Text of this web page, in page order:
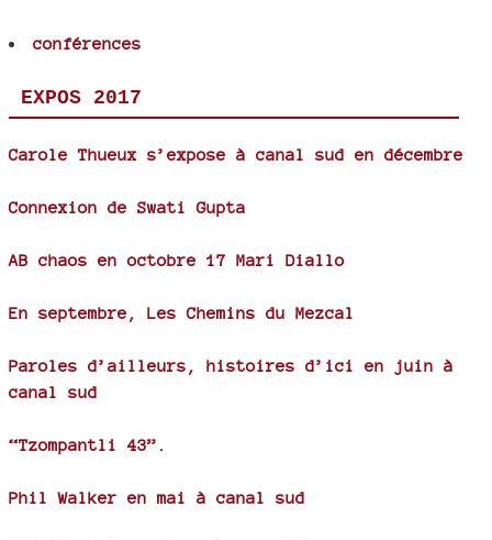
conférences
EXPOS 2017
Carole Thueux s’expose à canal sud en décembre
Connexion de Swati Gupta
AB chaos en octobre 17 Mari Diallo
En septembre, Les Chemins du Mezcal
Paroles d’ailleurs, histoires d’ici en juin à
canal sud
“Tzompantli 43”.
Phil Walker en mai à canal sud